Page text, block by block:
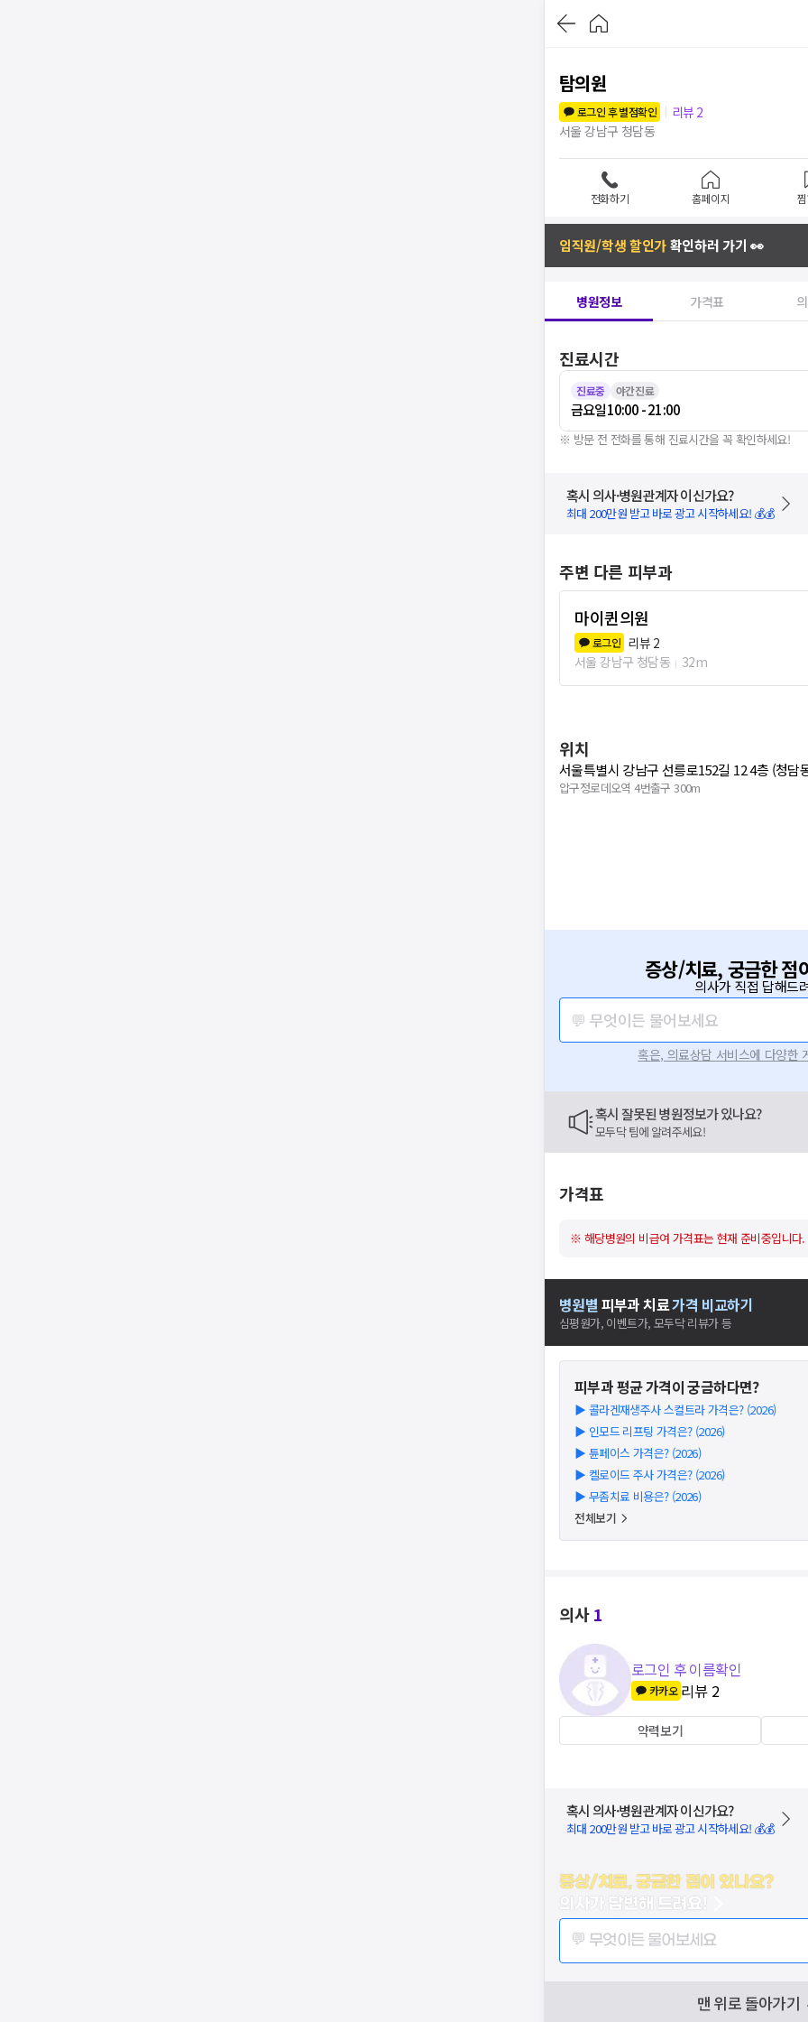
탐의원
로그인 후 별점확인
리뷰 2
서울 강남구 청담동
전화하기 홈페이지
임직원/학생 할인가확인하러 가기 👀
병원정보 가격표
진료시간
진료중 야간진료
금요일10:00 - 21:00
※ 방문 전 전화를 통해 진료시간을 꼭 확인하세요!
혹시 의사·병원관계자 이신가요?
최대 200만원 받고 바로 광고 시작하세요! 💰💰
주변 다른 피부과
마이퀸의원
로그인 리뷰 2
서울 강남구 청담동
32m
위치
서울특별시 강남구 선릉로152길 12 4층 (청담
압구정로데오역 4번출구 300m
증상/치료, 궁금한 점
의사가 직접 답해드
💬 무엇이든 물어보세요
혹은, 의료상담 서비스에 다양한
혹시 잘못된 병원정보가 있나요?
모두닥 팀에 알려주세요!
가격표
※ 해당병원의 비급여 가격표는 현재 준비중입니다.
병원별 피부과치료가격 비교하기
심평원가, 이벤트가, 모두닥 리뷰가 등
피부과평균 가격이 궁금하다면?
▶ 콜라겐재생주사 스컬트라 가격은? (2026)
▶ 인모드 리프팅 가격은? (2026)
▶ 튠페이스 가격은? (2026)
▶ 켈로이드 주사 가격은? (2026)
▶ 무좀치료 비용은? (2026)
전체보기
의사1
로그인 후 이름확인
카카오 리뷰 2
약력보기
혹시 의사·병원관계자 이신가요?
최대 200만원 받고 바로 광고 시작하세요! 💰💰
증상/치료, 궁금한 점이 있나요?
의사가 답변해 드려요!
💬 무엇이든 물어보세요
맨 위로 돌아가기